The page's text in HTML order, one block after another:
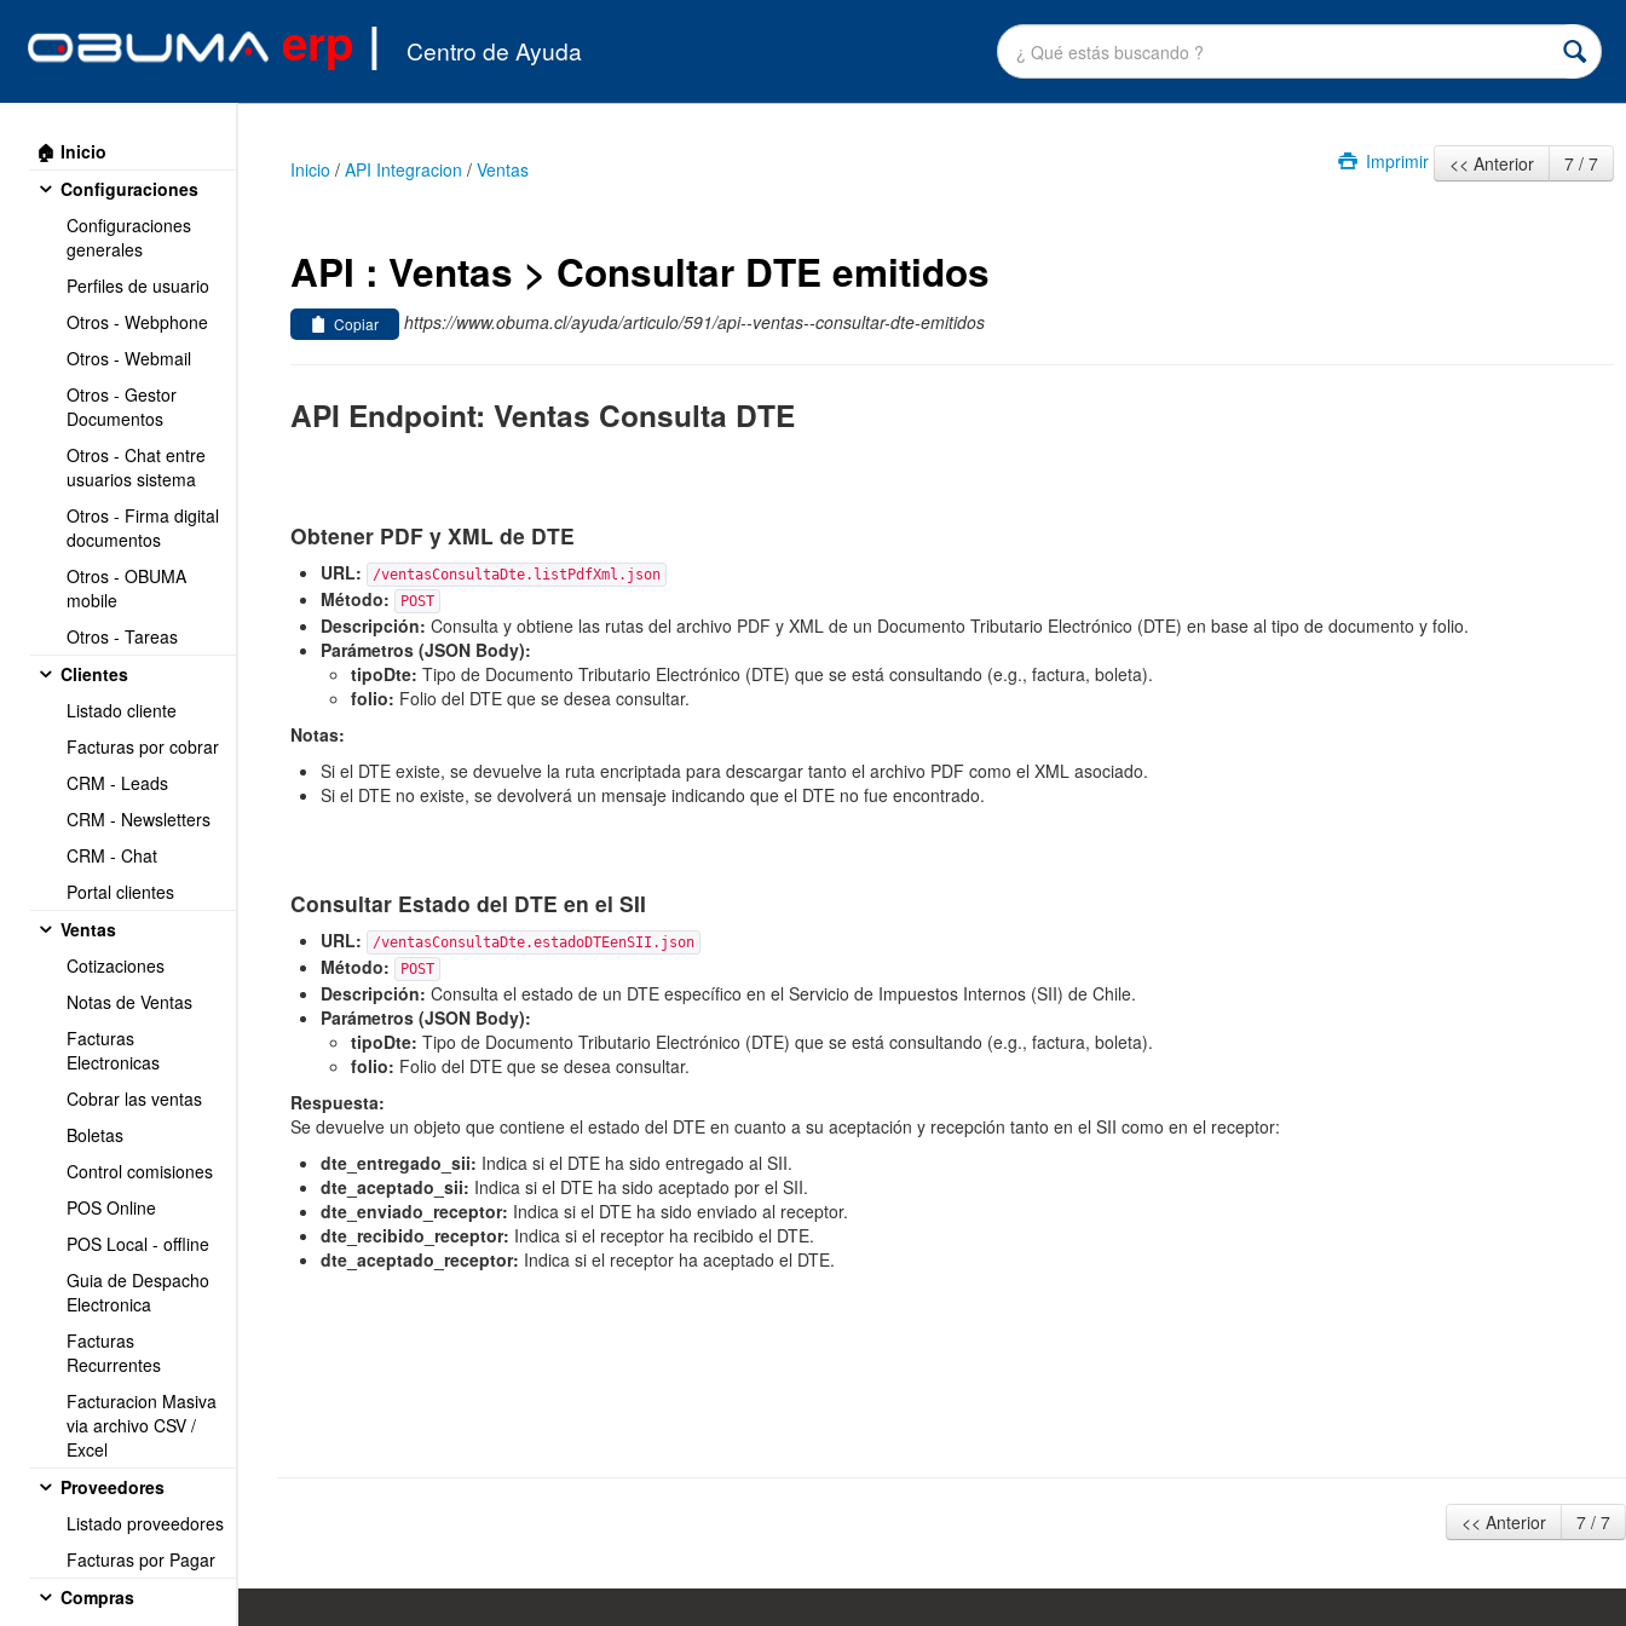
erp | Centro de Ayuda
🏠 Inicio
Configuraciones
Configuraciones
generales
Perfiles de usuario
Otros - Webphone
Otros - Webmail
Otros - Gestor
Documentos
Otros - Chat entre
usuarios sistema
Otros - Firma digital
documentos
Otros - OBUMA
mobile
Otros - Tareas
Clientes
Listado cliente
Facturas por cobrar
CRM - Leads
CRM - Newsletters
CRM - Chat
Portal clientes
Ventas
Cotizaciones
Notas de Ventas
Facturas
Electronicas
Cobrar las ventas
Boletas
Control comisiones
POS Online
POS Local - offline
Guia de Despacho
Electronica
Facturas
Recurrentes
Facturacion Masiva
via archivo CSV /
Excel
Proveedores
Listado proveedores
Facturas por Pagar
Compras
Inicio / API Integracion / Ventas Imprimir << Anterior 7 / 7
API : Ventas > Consultar DTE emitidos
Copiar https://www.obuma.cl/ayuda/articulo/591/api--ventas--consultar-dte-emitidos
API Endpoint: Ventas Consulta DTE
Obtener PDF y XML de DTE
URL: /ventasConsultaDte.listPdfXml.json
Método: POST
Descripción: Consulta y obtiene las rutas del archivo PDF y XML de un Documento Tributario Electrónico (DTE) en base al tipo de documento y folio.
Parámetros (JSON Body):
tipoDte: Tipo de Documento Tributario Electrónico (DTE) que se está consultando (e.g., factura, boleta).
folio: Folio del DTE que se desea consultar.
Notas:
Si el DTE existe, se devuelve la ruta encriptada para descargar tanto el archivo PDF como el XML asociado.
Si el DTE no existe, se devolverá un mensaje indicando que el DTE no fue encontrado.
Consultar Estado del DTE en el SII
URL: /ventasConsultaDte.estadoDTEenSII.json
Método: POST
Descripción: Consulta el estado de un DTE específico en el Servicio de Impuestos Internos (SII) de Chile.
Parámetros (JSON Body):
tipoDte: Tipo de Documento Tributario Electrónico (DTE) que se está consultando (e.g., factura, boleta).
folio: Folio del DTE que se desea consultar.
Respuesta:
Se devuelve un objeto que contiene el estado del DTE en cuanto a su aceptación y recepción tanto en el SII como en el receptor:
dte_entregado_sii: Indica si el DTE ha sido entregado al SII.
dte_aceptado_sii: Indica si el DTE ha sido aceptado por el SII.
dte_enviado_receptor: Indica si el DTE ha sido enviado al receptor.
dte_recibido_receptor: Indica si el receptor ha recibido el DTE.
dte_aceptado_receptor: Indica si el receptor ha aceptado el DTE.
<< Anterior 7 / 7